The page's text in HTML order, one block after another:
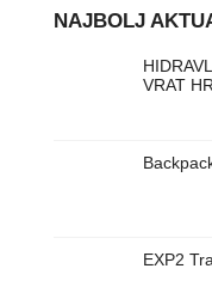
NAJBOLJ
VRAT
EXP2